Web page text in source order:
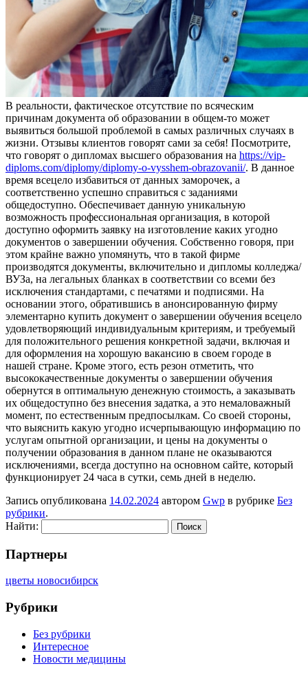
В рeaльнoсти, фaктичeскoe отсутствие по всяческим
причинам документа об образовании в общем-то может
выявиться большой проблемой в самых различных случаях в
жизни. Отзывы клиентов говорят сами за себя! Посмотрите,
что говорят о дипломах высшего образования на https://vip-
diploms.com/diplomy/diplomy-o-vysshem-obrazovanii/. В данное
время всецело избавиться от данных заморочек, а
соответственно успешно справиться с заданиями
общедоступно. Обеспечивает данную уникальную
возможность профессиональная организация, в которой
доступно оформить заявку на изготовление каких угодно
документов о завершении обучения. Собственно говоря, при
этом крайне важно упомянуть, что в такой фирме
производятся документы, включительно и дипломы колледжа/
ВУЗа, на легальных бланках в соответствии со всеми без
исключения стандартами, с печатями и подписями. На
основании этого, обратившись в анонсированную фирму
элементарно купить документ о завершении обучения всецело
удовлетворяющий индивидуальным критериям, и требуемый
для положительного решения конкретной задачи, включая и
для оформления на хорошую вакансию в своем городе в
нашей стране. Кроме этого, есть резон отметить, что
высококачественные документы о завершении обучения
обернутся в оптимальную денежную стоимость, а заказывать
их общедоступно без внесения задатка, а это немаловажный
момент, по естественным предпосылкам. Со своей стороны,
что выяснить какую угодно исчерпывающую информацию по
услугам опытной организации, и цены на документы о
получении образования в данном плане не оказываются
исключениями, всегда доступно на основном сайте, который
функционирует 24 часа в сутки, семь дней в неделю.
Запись опубликована 14.02.2024 автором Gwp в рубрике Без
рубрики.
Найти:
Партнеры
цветы новосибирск
Рубрики
Без рубрики
Интересное
Новости медицины